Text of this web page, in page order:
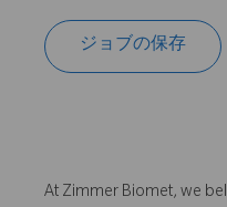
ジョブの保存
At Zimmer Biomet, we